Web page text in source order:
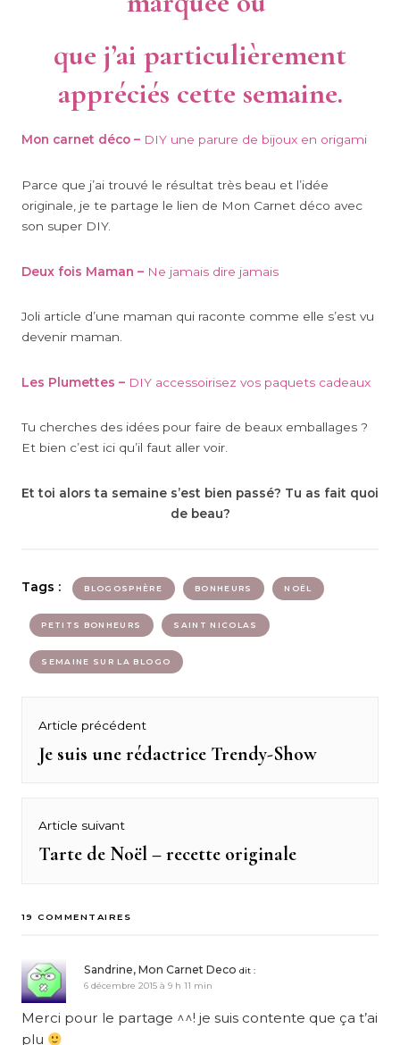
que j’ai particulièrement
appréciés cette semaine.
Mon carnet déco – DIY une parure de bijoux en origami
Parce que j’ai trouvé le résultat très beau et l’idée
originale, je te partage le lien de Mon Carnet déco avec
son super DIY.
Deux fois Maman – Ne jamais dire jamais
Joli article d’une maman qui raconte comme elle s’est vu
devenir maman.
Les Plumettes – DIY accessoirisez vos paquets cadeaux
Tu cherches des idées pour faire de beaux emballages ?
Et bien c’est ici qu’il faut aller voir.
Et toi alors ta semaine s’est bien passé? Tu as fait quoi
de beau?
Tags : BLOGOSPHÈRE BONHEURS NOËL
PETITS BONHEURS SAINT NICOLAS
SEMAINE SUR LA BLOGO
Navigation
de
Article précédent
Previous
Je suis une rédactrice Trendy-Show
Article suivant
Next
Tarte de Noël – recette originale
19 COMMENTAIRES
Sandrine, Mon Carnet Deco dit :
6 décembre 2015 à 9 h 11 min
Merci pour le partage ^^! je suis contente que ça t’ai
plu